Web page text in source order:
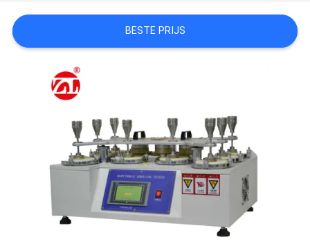
VR
SHOW
SITEMAP
PRIVACY
POLICY
BESTE PRIJS